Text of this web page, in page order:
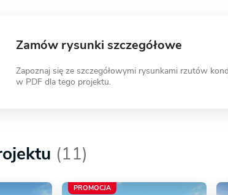
Zamów rysunki szczegółowe
Zapoznaj się ze szczegółowymi rysunkami rzutów
w PDF dla tego projektu.
(11)
PROMOCJA